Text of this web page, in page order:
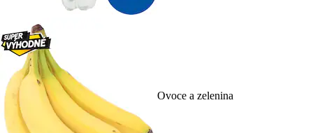
Ovoce a zelenina